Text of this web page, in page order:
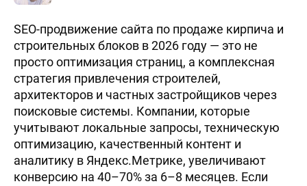
SEO-продвижение сайта по продаже кирпича и
строительных блоков в 2026 году — это не
просто оптимизация страниц, а комплексная
стратегия привлечения строителей,
архитекторов и частных застройщиков через
поисковые системы. Компании, которые
учитывают локальные запросы, техническую
оптимизацию, качественный контент и
аналитику в Яндекс.Метрике, увеличивают
конверсию на 40–70% за 6–8 месяцев. Если